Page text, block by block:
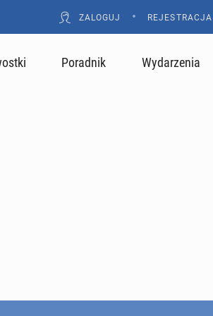
ZALOGUJ • REJESTRACJA
Poradnik Wydarzenia